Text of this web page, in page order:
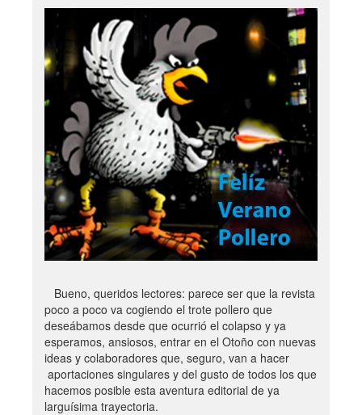
Bueno, queridos lectores: parece ser que la revista
poco a poco va cogiendo el trote pollero que
deseábamos desde que ocurrió el colapso y ya
esperamos, ansiosos, entrar en el Otoño con nuevas
ideas y colaboradores que, seguro, van a hacer
aportaciones singulares y del gusto de todos los que
hacemos posible esta aventura editorial de ya
larguísima trayectoria.